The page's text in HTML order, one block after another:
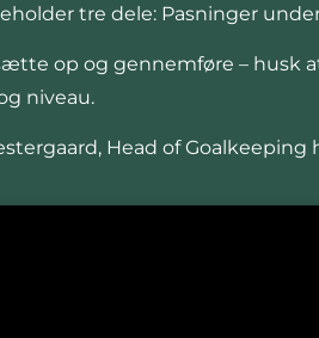
tre dele: Pasninger
op og gennemføre – husk
niveau.
Head of Goalkeeping